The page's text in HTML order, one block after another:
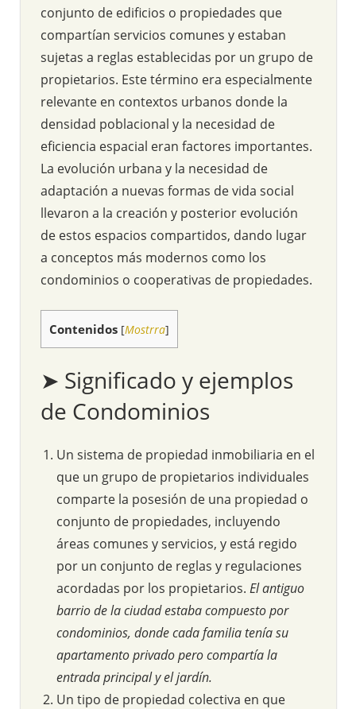
conjunto de edificios o propiedades que
compartían servicios comunes y estaban
sujetas a reglas establecidas por un grupo de
propietarios. Este término era especialmente
relevante en contextos urbanos donde la
densidad poblacional y la necesidad de
eficiencia espacial eran factores importantes.
La evolución urbana y la necesidad de
adaptación a nuevas formas de vida social
llevaron a la creación y posterior evolución
de estos espacios compartidos, dando lugar
a conceptos más modernos como los
condominios o cooperativas de propiedades.
Contenidos [Mostrra]
➤ Significado y ejemplos
de Condominios
Un sistema de propiedad inmobiliaria en el
que un grupo de propietarios individuales
comparte la posesión de una propiedad o
conjunto de propiedades, incluyendo
áreas comunes y servicios, y está regido
por un conjunto de reglas y regulaciones
acordadas por los propietarios. El antiguo
barrio de la ciudad estaba compuesto por
condominios, donde cada familia tenía su
apartamento privado pero compartía la
entrada principal y el jardín.
Un tipo de propiedad colectiva en que